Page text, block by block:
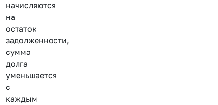
начисляются
на
остаток
задолженности,
сумма
долга
уменьшается
с
каждым